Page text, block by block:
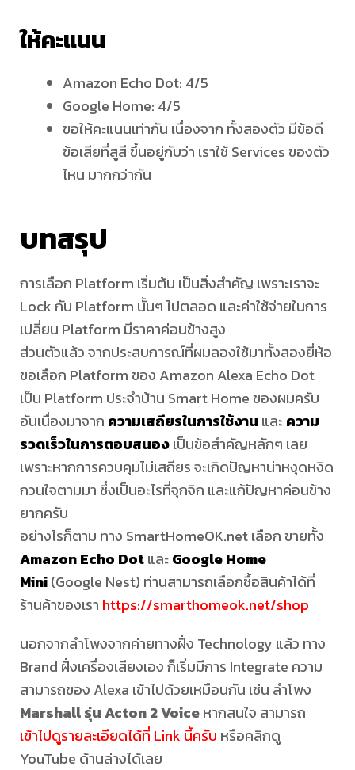
ให้คะแนน
Amazon Echo Dot: 4/5
Google Home: 4/5
ขอให้คะแนนเท่ากัน เนื่องจาก ทั้งสองตัว มีข้อดี
ข้อเสียที่สูสี ขึ้นอยู่กับว่า เราใช้ Services ของตัว
ไหน มากกว่ากัน
บทสรุป
การเลือก Platform เริ่มต้น เป็นสิ่งสำคัญ เพราะเราจะ
Lock กับ Platform นั้นๆ ไปตลอด และค่าใช้จ่ายในการ
เปลี่ยน Platform มีราคาค่อนข้างสูง
ส่วนตัวแล้ว จากประสบการณ์ที่ผมลองใช้มาทั้งสองยี่ห้อ
ขอเลือก Platform ของ Amazon Alexa Echo Dot
เป็น Platform ประจำบ้าน Smart Home ของผมครับ
อันเนื่องมาจาก ความเสถียรในการใช้งาน และความ
รวดเร็วในการตอบสนองเป็นข้อสำคัญหลักๆ เลย
เพราะหากการควบคุมไม่เสถียร จะเกิดปัญหาน่าหงุดหงิด
กวนใจตามมา ซึ่งเป็นอะไรที่จุกจิก และแก้ปัญหาค่อนข้าง
ยากครับ
อย่างไรก็ตาม ทาง SmartHomeOK.net เลือก ขายทั้ง
Amazon Echo DotและGoogle Home
Mini(Google Nest) ท่านสามารถเลือกซื้อสินค้าได้ที่
ร้านค้าของเรา https://smarthomeok.net/shop
นอกจากลำโพงจากค่ายทางฝั่ง Technology แล้ว ทาง
Brand ฝั่งเครื่องเสียงเอง ก็เริ่มมีการ Integrate ความ
สามารถของ Alexa เข้าไปด้วยเหมือนกัน เช่น ลำโพง
Marshall รุ่น Acton 2 Voiceหากสนใจ สามารถ
เข้าไปดูรายละเอียดได้ที่ Link นี้ครับ หรือคลิกดู
YouTube ด้านล่างได้เลย